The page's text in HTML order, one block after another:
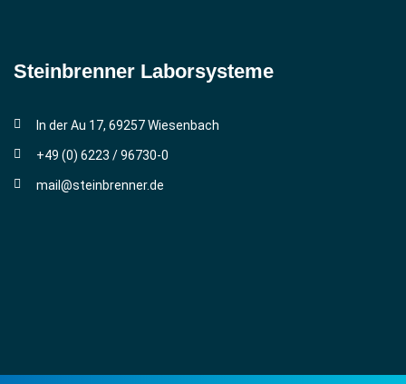
Steinbrenner ­Laborsysteme
In der Au 17, 69257 Wiesenbach
+49 (0) 6223 / 96730-0
mail@steinbrenner.de